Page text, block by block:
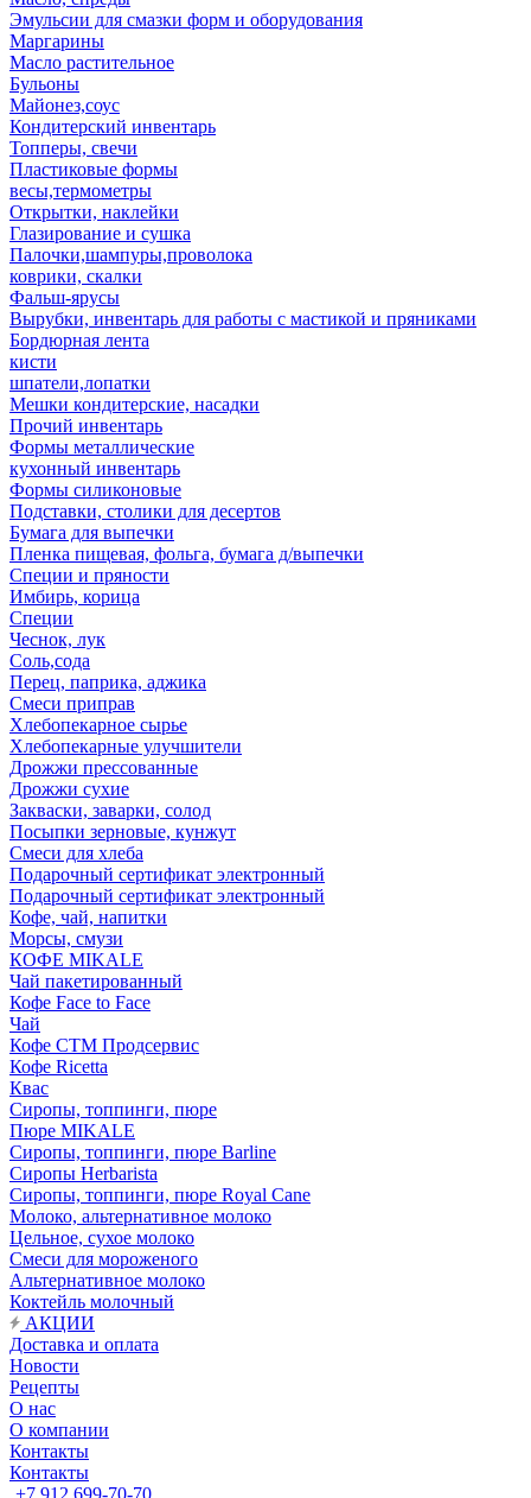
Эмульсии для смазки форм и оборудования
Маргарины
Масло растительное
Бульоны
Майонез,соус
Кондитерский инвентарь
Топперы, свечи
Пластиковые формы
весы,термометры
Открытки, наклейки
Глазирование и сушка
Палочки,шампуры,проволока
коврики, скалки
Фальш-ярусы
Вырубки, инвентарь для работы с мастикой и пряниками
Бордюрная лента
кисти
шпатели,лопатки
Мешки кондитерские, насадки
Прочий инвентарь
Формы металлические
кухонный инвентарь
Формы силиконовые
Подставки, столики для десертов
Бумага для выпечки
Пленка пищевая, фольга, бумага д/выпечки
Специи и пряности
Имбирь, корица
Специи
Чеснок, лук
Соль,сода
Перец, паприка, аджика
Смеси приправ
Хлебопекарное сырье
Хлебопекарные улучшители
Дрожжи прессованные
Дрожжи сухие
Закваски, заварки, солод
Посыпки зерновые, кунжут
Смеси для хлеба
Подарочный сертификат электронный
Подарочный сертификат электронный
Кофе, чай, напитки
Морсы, смузи
КОФЕ MIKALE
Чай пакетированный
Кофе Face to Face
Чай
Кофе СТМ Продсервис
Кофе Ricetta
Квас
Сиропы, топпинги, пюре
Пюре MIKALE
Сиропы, топпинги, пюре Barline
Сиропы Herbarista
Сиропы, топпинги, пюре Royal Cane
Молоко, альтернативное молоко
Цельное, сухое молоко
Смеси для мороженого
Альтернативное молоко
Коктейль молочный
АКЦИИ
Доставка и оплата
Новости
Рецепты
О нас
О компании
Контакты
Контакты
+7 912 699-70-70